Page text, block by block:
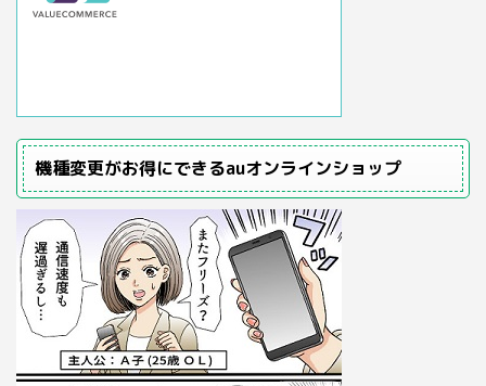
機種変更がお得にできるauオンラインショップ